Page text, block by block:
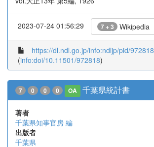
2023-07-24 01:56:29 7 + 3 Wikipedia
https://dl.ndl.go.jp/info:ndljp/pid/972818
(info:doi/10.11501/972818)
7 0 0 0 OA 千葉県統計書
著者
千葉県知事官房 編
出版者
千葉県